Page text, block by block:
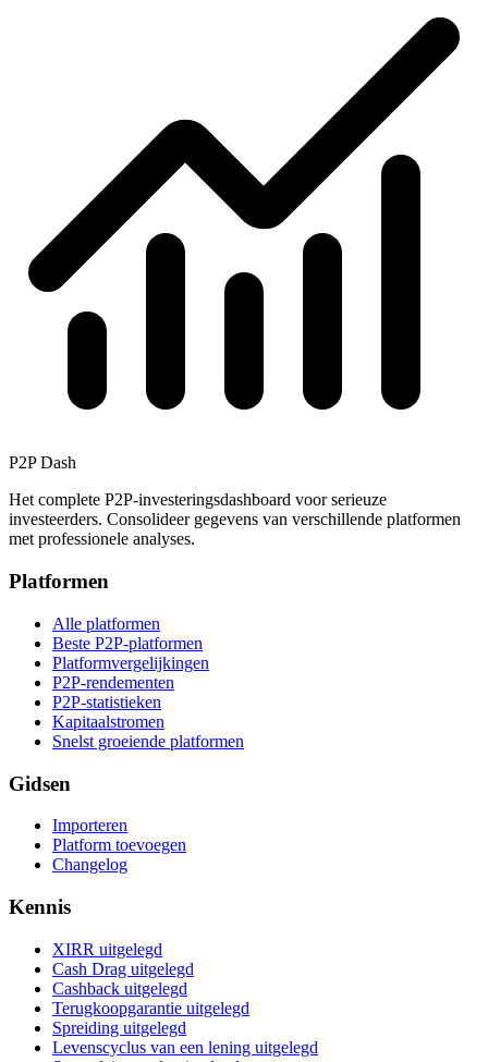
P2P Dash
Het complete P2P-investeringsdashboard voor serieuze
investeerders. Consolideer gegevens van verschillende platformen
met professionele analyses.
Platformen
Alle platformen
Beste P2P-platformen
Platformvergelijkingen
P2P-rendementen
P2P-statistieken
Kapitaalstromen
Snelst groeiende platformen
Gidsen
Importeren
Platform toevoegen
Changelog
Kennis
XIRR uitgelegd
Cash Drag uitgelegd
Cashback uitgelegd
Terugkoopgarantie uitgelegd
Spreiding uitgelegd
Levenscyclus van een lening uitgelegd